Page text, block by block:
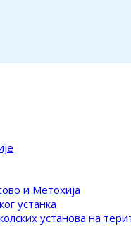
и Метохија
устанка
установа на